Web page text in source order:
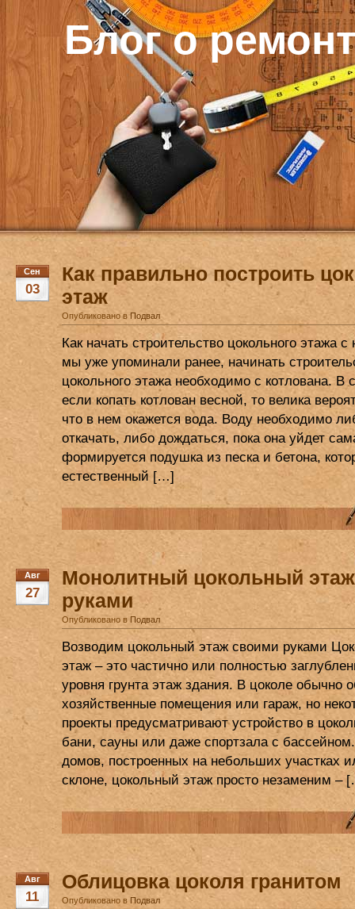
Блог о
Сен
03
Как правильно построить
этаж
Опубликовано вПодвал
Как начать строительство цокольного этажа с
мы уже упоминали ранее, начинать
цокольного этажа необходимо с котлована. В
если копать котлован весной, то велика
что в нем окажется вода. Воду необходимо
откачать, либо дождаться, пока она уйдет
формируется подушка из песка и бетона,
естественный […]
Авг
27
Монолитный цокольный
руками
Опубликовано в Подвал
Возводим цокольный этаж своими руками
этаж – это частично или полностью
уровня грунта этаж здания. В цоколе обычно
хозяйственные помещения или гараж, но
проекты предусматривают устройство в
бани, сауны или даже спортзала с
домов, построенных на небольших участках
склоне, цокольный этаж просто незаменим –
Авг
11
Облицовка цоколя гранитом
Опубликовано в Подвал